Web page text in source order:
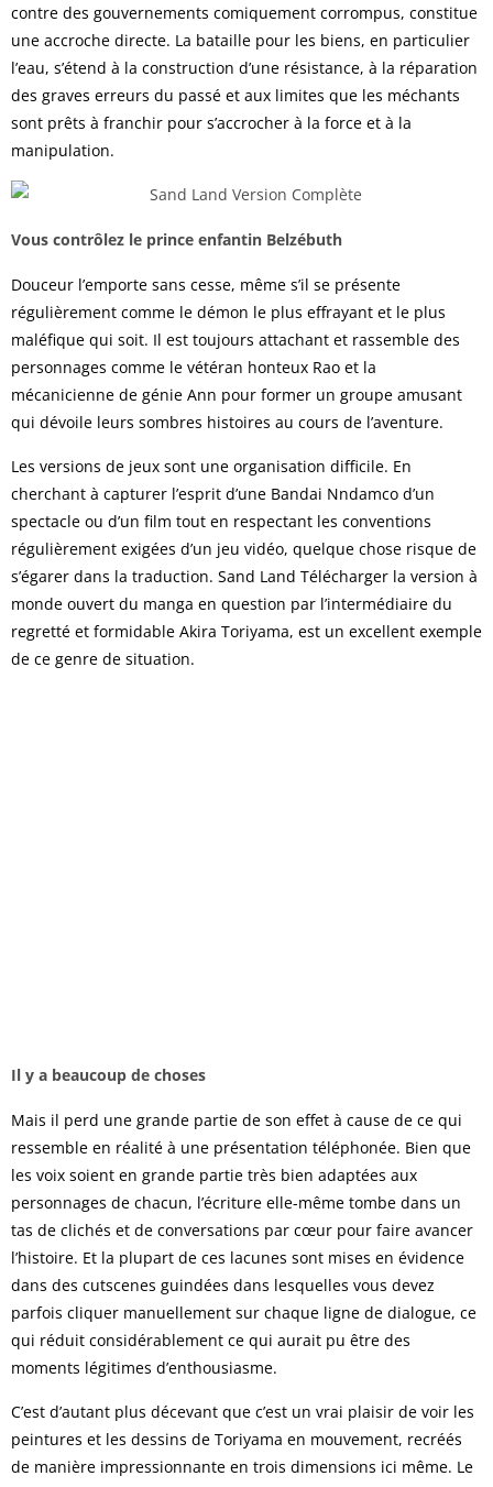
contre des gouvernements comiquement corrompus, constitue
une accroche directe. La bataille pour les biens, en particulier
l’eau, s’étend à la construction d’une résistance, à la réparation
des graves erreurs du passé et aux limites que les méchants
sont prêts à franchir pour s’accrocher à la force et à la
manipulation.
Vous contrôlez le prince enfantin Belzébuth
Douceur l’emporte sans cesse, même s’il se présente
régulièrement comme le démon le plus effrayant et le plus
maléfique qui soit. Il est toujours attachant et rassemble des
personnages comme le vétéran honteux Rao et la
mécanicienne de génie Ann pour former un groupe amusant
qui dévoile leurs sombres histoires au cours de l’aventure.
Les versions de jeux sont une organisation difficile. En
cherchant à capturer l’esprit d’une Bandai Nndamco d’un
spectacle ou d’un film tout en respectant les conventions
régulièrement exigées d’un jeu vidéo, quelque chose risque de
s’égarer dans la traduction. Sand Land Télécharger la version à
monde ouvert du manga en question par l’intermédiaire du
regretté et formidable Akira Toriyama, est un excellent exemple
de ce genre de situation.
Il y a beaucoup de choses
Mais il perd une grande partie de son effet à cause de ce qui
ressemble en réalité à une présentation téléphonée. Bien que
les voix soient en grande partie très bien adaptées aux
personnages de chacun, l’écriture elle-même tombe dans un
tas de clichés et de conversations par cœur pour faire avancer
l’histoire. Et la plupart de ces lacunes sont mises en évidence
dans des cutscenes guindées dans lesquelles vous devez
parfois cliquer manuellement sur chaque ligne de dialogue, ce
qui réduit considérablement ce qui aurait pu être des
moments légitimes d’enthousiasme.
C’est d’autant plus décevant que c’est un vrai plaisir de voir les
peintures et les dessins de Toriyama en mouvement, recréés
de manière impressionnante en trois dimensions ici même. Le